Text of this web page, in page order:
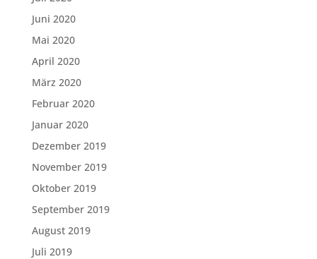
Juni 2020
Mai 2020
April 2020
März 2020
Februar 2020
Januar 2020
Dezember 2019
November 2019
Oktober 2019
September 2019
August 2019
Juli 2019